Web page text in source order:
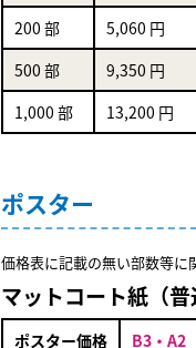
200 部
5,060 円
500 部
9,350 円
1,000 部
13,200 円
ポスター
価格表に記載の無い部数等に
マットコート紙（普
ポスター価格 B3・A2